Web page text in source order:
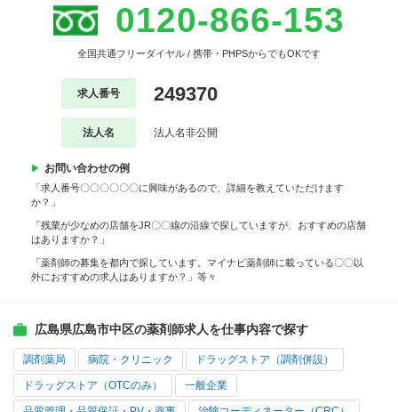
0120-866-153
全国共通フリーダイヤル / 携帯・PHPSからでもOKです
求人番号 249370
法人名 法人名非公開
お問い合わせの例
「求人番号〇〇〇〇〇〇に興味があるので、詳細を教えていただけます
か？」
「残業が少なめの店舗をJR〇〇線の沿線で探していますが、おすすめの店舗
はありますか？」
「薬剤師の募集を都内で探しています。マイナビ薬剤師に載っている〇〇以
外におすすめの求人はありますか？」等々
広島県広島市中区の薬剤師求人を仕事内容で探す
調剤薬局 病院・クリニック ドラッグストア（調剤併設）
ドラッグストア（OTCのみ） 一般企業